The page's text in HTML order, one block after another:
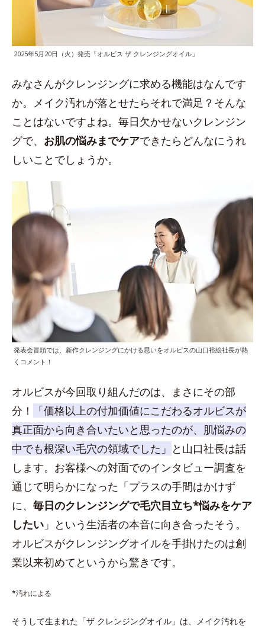
2025年5月20日（火）発売「オルビス ザ クレンジングオイル」
みなさんがクレンジングに求める機能はなんです
か。メイク汚れが落とせたらそれで満足？そんな
ことはないですよね。毎日欠かせないクレンジン
グで、 お肌の悩みまでケアできたらどんなにうれ
しいことでしょうか。
発表会冒頭では、新作クレンジングにかける思いをオルビスの山口裕絵社長が熱
くコメント！
オルビスが今回取り組んだのは、まさにその部
分！
「価格以上の付加価値にこだわるオルビスが
真正面から向き合いたいと思ったのが、肌悩みの
中でも根深い毛穴の領域でした」 と山口社長は話
します。お客様への対面でのインタビュー調査を
通じて明らかになった「プラスの手間はかけず
に、 毎日のクレンジングで毛穴目立ち*悩みをケア
したい 」という生活者の本音に向き合ったそう。
オルビスがクレンジングオイルを手掛けたのは創
業以来初めてというから驚きです。
*汚れによる
そうして生まれた「ザ クレンジングオイル」は、メイク汚れを